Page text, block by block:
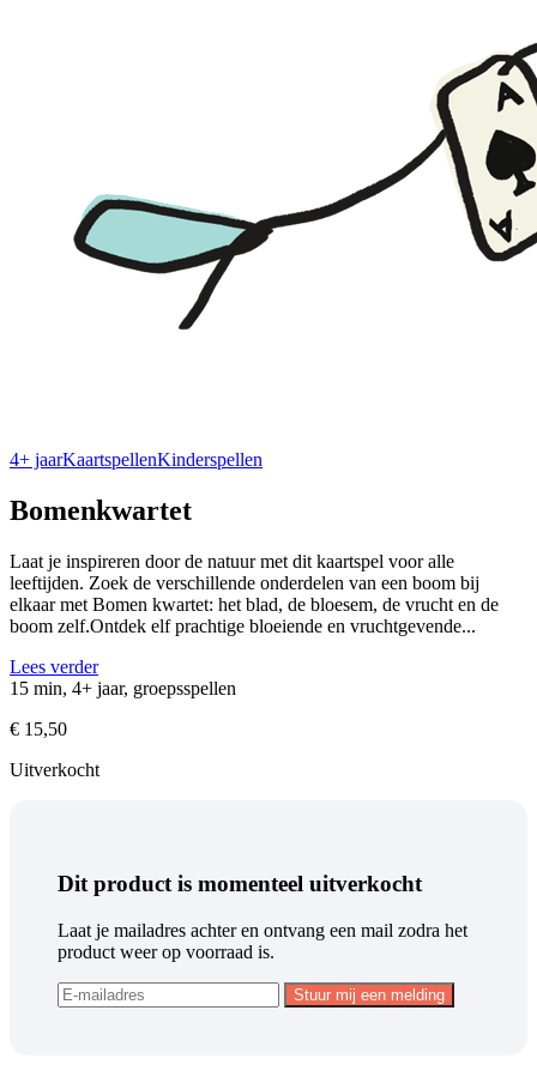
4+ jaarKaartspellenKinderspellen
Bomenkwartet
Laat je inspireren door de natuur met dit kaartspel voor alle
leeftijden. Zoek de verschillende onderdelen van een boom bij
elkaar met Bomen kwartet: het blad, de bloesem, de vrucht en de
boom zelf.Ontdek elf prachtige bloeiende en vruchtgevende...
Lees verder
15 min, 4+ jaar, groepsspellen
€ 15,50
Uitverkocht
Dit product is momenteel uitverkocht
Laat je mailadres achter en ontvang een mail zodra het
product weer op voorraad is.